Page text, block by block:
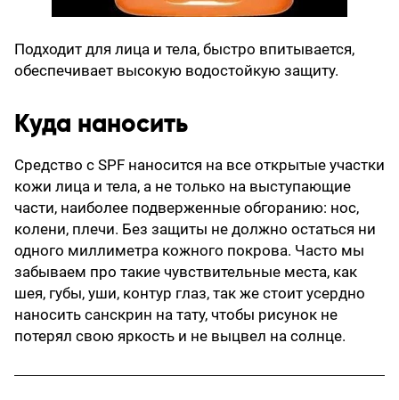
Подходит для лица и тела, быстро впитывается,
обеспечивает высокую водостойкую защиту.
Куда наносить
Средство с SPF наносится на все открытые участки
кожи лица и тела, а не только на выступающие
части, наиболее подверженные обгоранию: нос,
колени, плечи. Без защиты не должно остаться ни
одного миллиметра кожного покрова. Часто мы
забываем про такие чувствительные места, как
шея, губы, уши, контур глаз, так же стоит усердно
наносить санскрин на тату, чтобы рисунок не
потерял свою яркость и не выцвел на солнце.